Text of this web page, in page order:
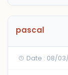
pascal
Date : 08/